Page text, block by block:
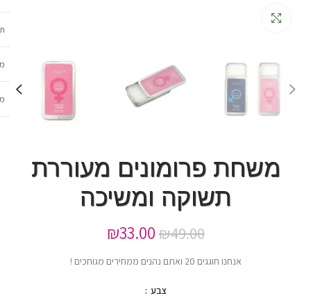
משחת פרומונים מעוררת
תשוקה ומשיכה
₪49.00
₪33.00
אנחנו חוגגים 20 ואתם נהנים ממחירים מגוחכים !
צבע